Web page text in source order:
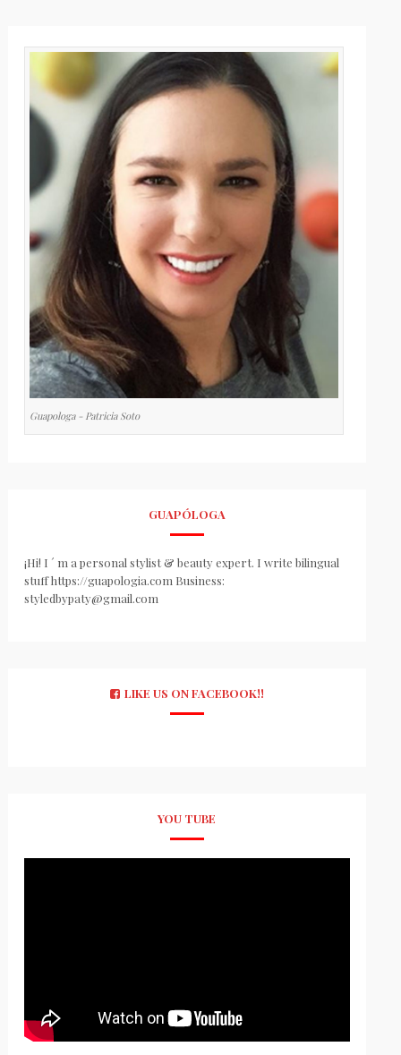
Guapologa - Patricia Soto
GUAPÓLOGA
¡Hi! I ´ m a personal stylist & beauty expert. I write bilingual
stuff https://guapologia.com Business:
styledbypaty@gmail.com
LIKE US ON FACEBOOK!!
YOU TUBE